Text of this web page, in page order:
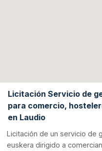
Licitación Servicio de
para comercio,
en Laudio
Licitación de un servicio de
euskera dirigido a